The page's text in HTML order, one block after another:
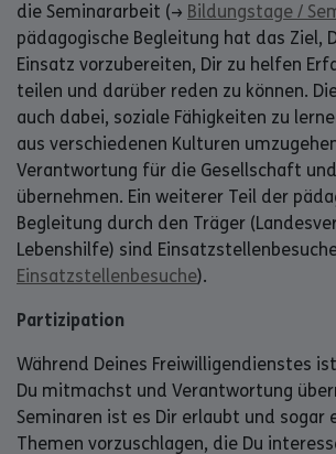
die Seminararbeit (→ Bildungstage /
pädagogische Begleitung hat das Ziel,
Einsatz vorzubereiten, Dir zu helfen
teilen und darüber reden zu können.
auch dabei, soziale Fähigkeiten zu
aus verschiedenen Kulturen
Verantwortung für die Gesellschaft
übernehmen. Ein weiterer Teil der
Begleitung durch den Träger
Lebenshilfe) sind
Einsatzstellenbesuche).
Partizipation
Während Deines Freiwilligendienstes
Du mitmachst und Verantwortung
Seminaren ist es Dir erlaubt und sogar
Themen vorzuschlagen, die Du